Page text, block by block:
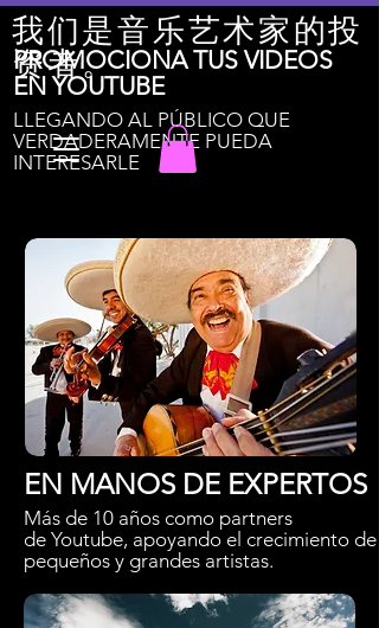
我们是音乐艺术家的投
资者。
PROMOCIONA TUS VIDEOS
EN YOUTUBE
LLEGANDO AL PÚBLICO QUE
VERDADERAMENTE PUEDA
INTERESARLE
Más de 10 años como partners
de Youtube, apoyando el crecimiento de
pequeños y grandes artistas.
EN MANOS DE EXPERTOS